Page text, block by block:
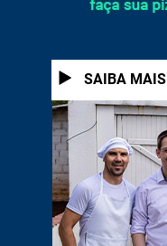
1
SAIBA MAIS